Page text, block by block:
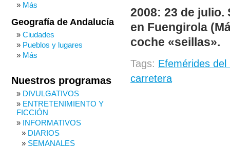
2008: 23 de julio.
en Fuengirola
coche «seillas».
Tags: Efemérides del
carretera
Más
Geografía de Andalucía
Ciudades
Pueblos y lugares
Más
Nuestros programas
DIVULGATIVOS
ENTRETENIMIENTO Y
FICCIÓN
INFORMATIVOS
DIARIOS
SEMANALES